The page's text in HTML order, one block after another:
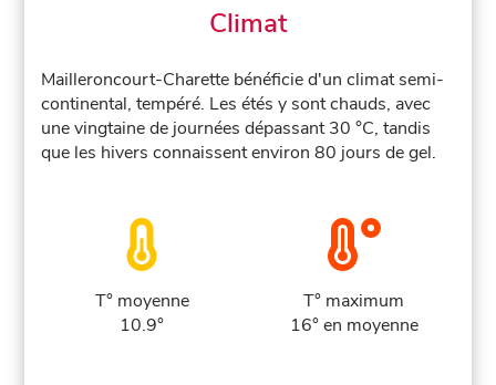
Climat
Mailleroncourt-Charette bénéficie d'un climat semi-
continental, tempéré. Les étés y sont chauds, avec
une vingtaine de journées dépassant 30 °C, tandis
que les hivers connaissent environ 80 jours de gel.
T° moyenne
10.9°
T° maximum
16° en moyenne